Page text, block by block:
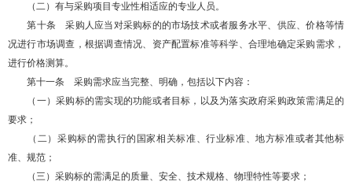
（二）有与采购项目专业性相适应的专业人员。
第十条 采购人应当对采购标的的市场技术或者服务水平、供应、价格等情
况进行市场调查，根据调查情况、资产配置标准等科学、合理地确定采购需求，
进行价格测算。
第十一条 采购需求应当完整、明确，包括以下内容：
（一）采购标的需实现的功能或者目标，以及为落实政府采购政策需满足的
要求；
（二）采购标的需执行的国家相关标准、行业标准、地方标准或者其他标
准、规范；
（三）采购标的需满足的质量、安全、技术规格、物理特性等要求；